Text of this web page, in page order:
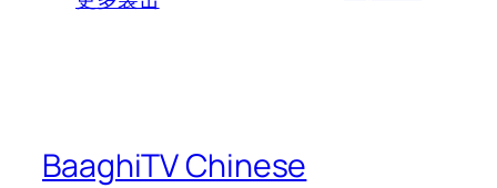
BaaghiTV Chinese